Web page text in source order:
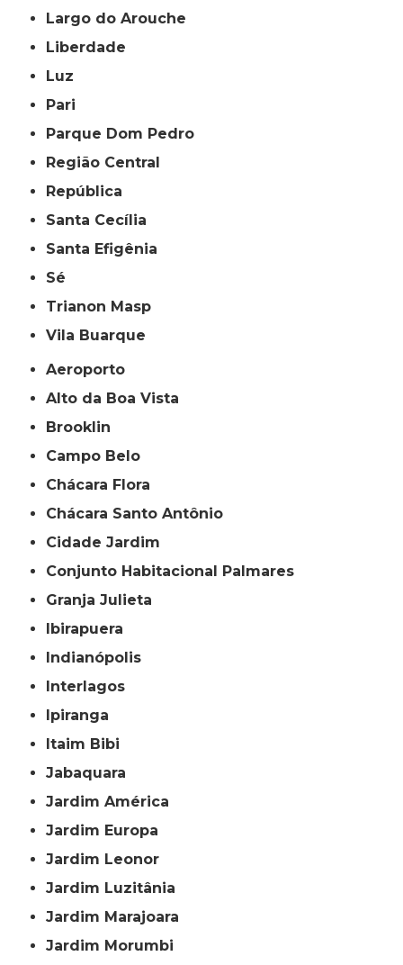
Largo do Arouche
Liberdade
Luz
Pari
Parque Dom Pedro
Região Central
República
Santa Cecília
Santa Efigênia
Sé
Trianon Masp
Vila Buarque
Aeroporto
Alto da Boa Vista
Brooklin
Campo Belo
Chácara Flora
Chácara Santo Antônio
Cidade Jardim
Conjunto Habitacional Palmares
Granja Julieta
Ibirapuera
Indianópolis
Interlagos
Ipiranga
Itaim Bibi
Jabaquara
Jardim América
Jardim Europa
Jardim Leonor
Jardim Luzitânia
Jardim Marajoara
Jardim Morumbi